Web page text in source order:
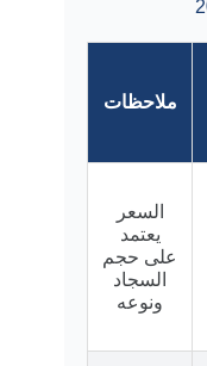
ملاحظات
السعر
يعتمد
على حجم
السجاد
ونوعه